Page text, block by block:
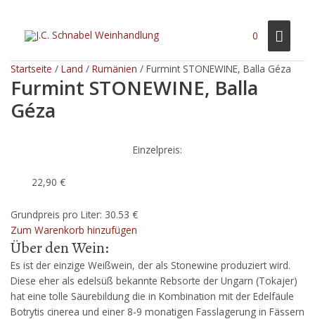
springen
0
Startseite / Land / Rumänien / Furmint STONEWINE, Balla Géza
Furmint STONEWINE, Balla
Géza
Einzelpreis:
22,90 €
Grundpreis pro Liter: 30.53 €
Zum Warenkorb hinzufügen
Über den Wein:
Es ist der einzige Weißwein, der als Stonewine produziert wird.
Diese eher als edelsüß bekannte Rebsorte der Ungarn (Tokajer)
hat eine tolle Säurebildung die in Kombination mit der Edelfäule
Botrytis cinerea und einer 8-9 monatigen Fasslagerung in Fässern